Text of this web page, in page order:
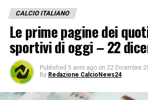
CALCIO ITALIANO
Le prime pagine dei
sportivi di oggi – 22
Published 5 anni ago on 22 Dicembre
By Redazione CalcioNews24